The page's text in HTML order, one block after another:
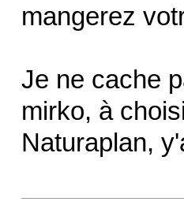
mangerez
Je ne cache
mirko, à
Naturaplan,